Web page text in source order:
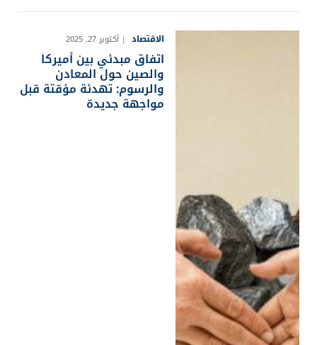
الاقتصاد أكتوبر 27, 2025
اتفاق مبدئي بين أميركا
والصين حول المعادن
والرسوم: تهدئة مؤقتة قبل
مواجهة جديدة